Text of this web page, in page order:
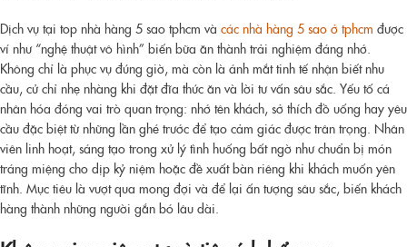
Dịch vụ tại top nhà hàng 5 sao tphcm và các nhà hàng 5 sao ở tphcm được
ví như “nghệ thuật vô hình” biến bữa ăn thành trải nghiệm đáng nhớ.
Không chỉ là phục vụ đúng giờ, mà còn là ánh mắt tinh tế nhận biết nhu
cầu, cử chỉ nhẹ nhàng khi đặt đĩa thức ăn và lời tư vấn sâu sắc. Yếu tố cá
nhân hóa đóng vai trò quan trọng: nhớ tên khách, sở thích đồ uống hay yêu
cầu đặc biệt từ những lần ghé trước để tạo cảm giác được trân trọng. Nhân
viên linh hoạt, sáng tạo trong xử lý tình huống bất ngờ như chuẩn bị món
tráng miệng cho dịp kỷ niệm hoặc đề xuất bàn riêng khi khách muốn yên
tĩnh. Mục tiêu là vượt qua mong đợi và để lại ấn tượng sâu sắc, biến khách
hàng thành những người gắn bó lâu dài.